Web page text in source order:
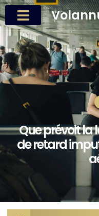
Que prévoit la
de retard